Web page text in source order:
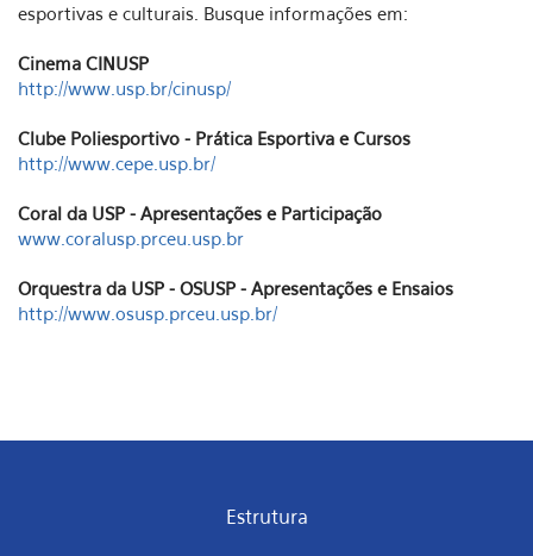
esportivas e culturais. Busque informações em:
Cinema CINUSP
http://www.usp.br/cinusp/
Clube Poliesportivo - Prática Esportiva e Cursos
http://www.cepe.usp.br/
Coral da USP - Apresentações e Participação
www.coralusp.prceu.usp.br
Orquestra da USP - OSUSP - Apresentações e Ensaios
http://www.osusp.prceu.usp.br/
Estrutura